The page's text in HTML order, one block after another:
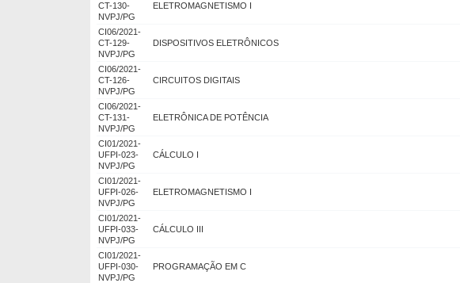
CT-130-
NVPJ/PG
ELETROMAGNETISMO I
CI06/2021-
CT-129-
NVPJ/PG
DISPOSITIVOS ELETRÔNICOS
CI06/2021-
CT-126-
NVPJ/PG
CIRCUITOS DIGITAIS
CI06/2021-
CT-131-
NVPJ/PG
ELETRÔNICA DE POTÊNCIA
CI01/2021-
UFPI-023-
NVPJ/PG
CÁLCULO I
CI01/2021-
UFPI-026-
NVPJ/PG
ELETROMAGNETISMO I
CI01/2021-
UFPI-033-
NVPJ/PG
CÁLCULO III
CI01/2021-
UFPI-030-
NVPJ/PG
PROGRAMAÇÃO EM C